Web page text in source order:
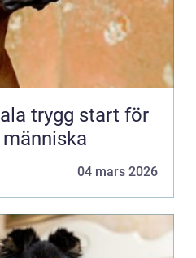
för
04 mars 2026